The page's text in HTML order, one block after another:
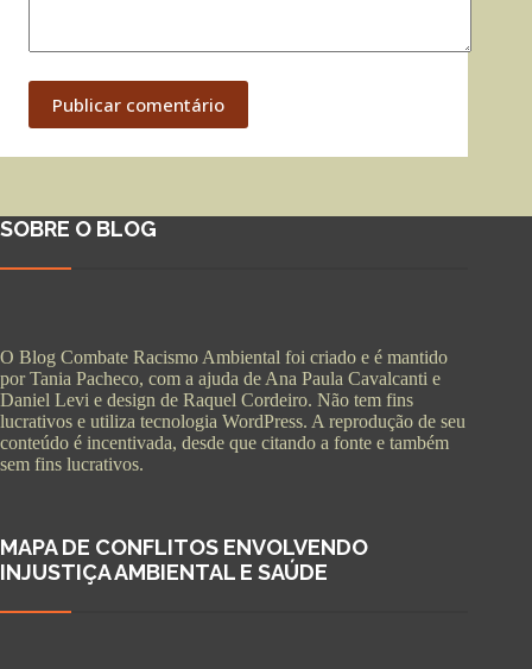
Publicar comentário
SOBRE O BLOG
O Blog Combate Racismo Ambiental foi criado e é mantido
por Tania Pacheco, com a ajuda de Ana Paula Cavalcanti e
Daniel Levi e design de Raquel Cordeiro. Não tem fins
lucrativos e utiliza tecnologia WordPress. A reprodução de seu
conteúdo é incentivada, desde que citando a fonte e também
sem fins lucrativos.
MAPA DE CONFLITOS ENVOLVENDO
INJUSTIÇA AMBIENTAL E SAÚDE